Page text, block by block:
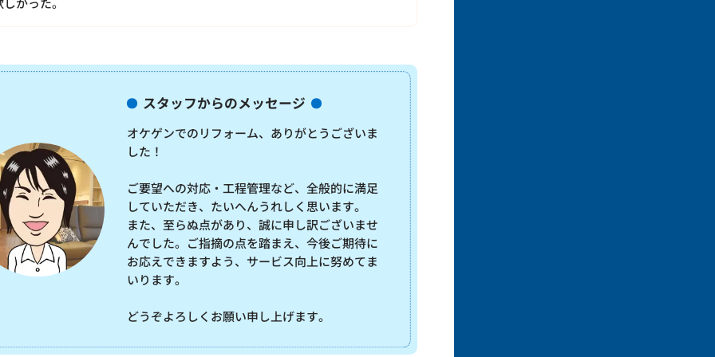
スタッフからのメッセージ
オケゲンでのリフォーム、ありがとうございま
した！
ご要望への対応・工程管理など、全般的に満足
していただき、たいへんうれしく思います。
また、至らぬ点があり、誠に申し訳ございませ
んでした。ご指摘の点を踏まえ、今後ご期待に
お応えできますよう、サービス向上に努めてま
いります。
どうぞよろしくお願い申し上げます。